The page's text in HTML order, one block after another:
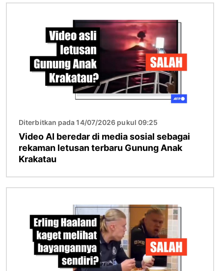
Diterbitkan pada 14/07/2026 pukul 09:25
Video AI beredar di media sosial sebagai
rekaman letusan terbaru Gunung Anak
Krakatau